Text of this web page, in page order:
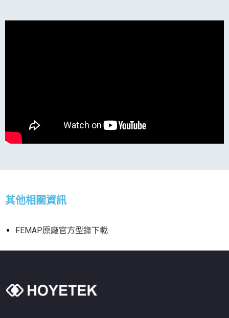
其他相關資訊
FEMAP原廠官方型錄下載